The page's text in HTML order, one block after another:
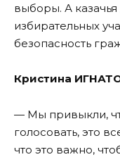
выборы. А
избирательных
безопасность
Кристина
— Мы привыкли,
голосовать, это
что это важно,